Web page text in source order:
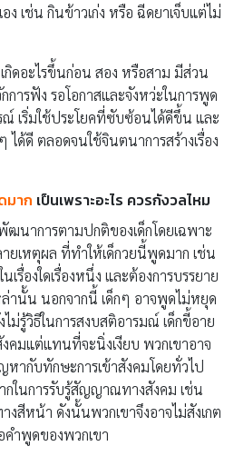
เช่น กินข้าวเก่ง หรือ ฉีดยาเจ็บแต่ไม่
เกิดอะไรขึ้นก่อน สอง หรือสาม มีส่วน
ารฟัง รอโอกาสและจังหว่ะในการพูด
เริ่มใช้ประโยคที่ซับซ้อนได้ดีขึ้น และ
ได้ดี ตลอดจนใช้จินตนาการสร้างเรื่อง
มาก เป็นเพราะอะไร ควรกังวลไหม
นาการตามปกติของเด็กโดยเฉพาะ
ยเหตุผล ที่ทำให้เด็กวยนี้พูดมาก เช่น
เรื่องใดเรื่องหนึ่ง และต้องการบรรยาย
ล่านั้น นอกจากนี้ เด็กๆ อาจพูดไม่หยุด
ไม่รู้วิธีในการสงบสติอารมณ์ เด็กขี้อาย
คมแต่แทนที่จะนิ่งเงียบ พวกเขาอาจ
ากับทักษะการเข้าสังคมโดยทั่วไป
กในการรับรู้สัญญาณทางสังคม เช่น
งสีหน้า ดังนั้นพวกเขาจึงอาจไม่สังเกต
ำพูดของพวกเขา